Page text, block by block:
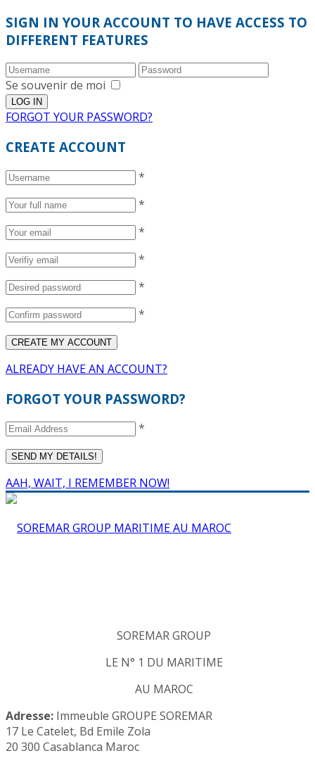
SIGN IN YOUR ACCOUNT TO HAVE ACCESS TO
DIFFERENT FEATURES
Se souvenir de moi
FORGOT YOUR PASSWORD?
CREATE ACCOUNT
*
*
*
*
*
*
ALREADY HAVE AN ACCOUNT?
FORGOT YOUR PASSWORD?
*
AAH, WAIT, I REMEMBER NOW!
SOREMAR GROUP
LE N° 1 DU MARITIME
AU MAROC
Adresse: Immeuble GROUPE SOREMAR
17 Le Catelet, Bd Emile Zola
20 300 Casablanca Maroc